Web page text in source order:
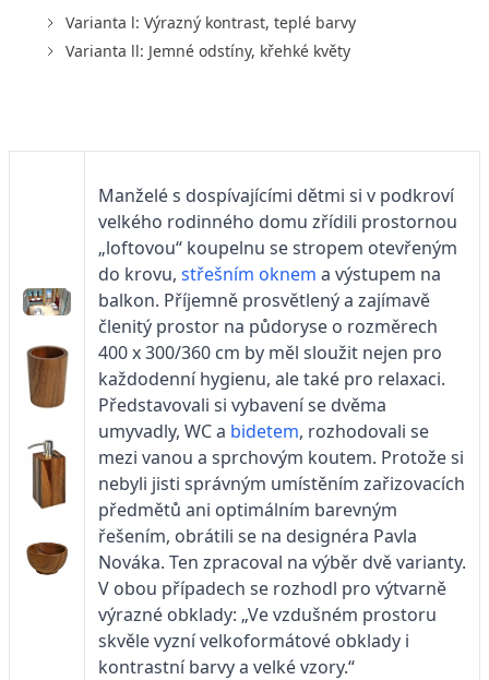
Varianta l: Výrazný kontrast, teplé barvy
Varianta ll: Jemné odstíny, křehké květy
Manželé s dospívajícími dětmi si v podkroví
velkého rodinného domu zřídili prostornou
„loftovou“ koupelnu se stropem otevřeným
do krovu, střešním oknem a výstupem na
balkon. Příjemně prosvětlený a zajímavě
členitý prostor na půdoryse o rozměrech
400 x 300/360 cm by měl sloužit nejen pro
každodenní hygienu, ale také pro relaxaci.
Představovali si vybavení se dvěma
umyvadly, WC a bidetem, rozhodovali se
mezi vanou a sprchovým koutem. Protože si
nebyli jisti správným umístěním zařizovacích
předmětů ani optimálním barevným
řešením, obrátili se na designéra Pavla
Nováka. Ten zpracoval na výběr dvě varianty.
V obou případech se rozhodl pro výtvarně
výrazné obklady: „Ve vzdušném prostoru
skvěle vyzní velkoformátové obklady i
kontrastní barvy a velké vzory.“